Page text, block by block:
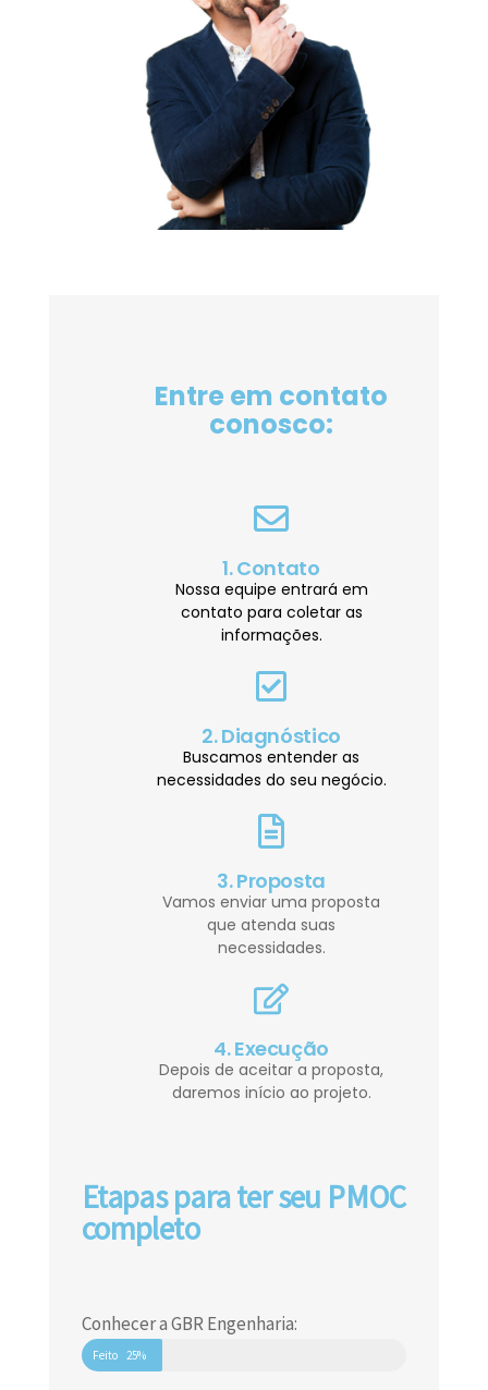
Entre em contato
conosco:
1. Contato
Nossa equipe entrará em
contato para coletar as
informações.
2. Diagnóstico
Buscamos entender as
necessidades do seu negócio.
3. Proposta
Vamos enviar uma proposta
que atenda suas
necessidades.
4. Execução
Depois de aceitar a proposta,
daremos início ao projeto.
Etapas para ter seu PMOC
completo
Conhecer a GBR Engenharia:
Feito 25%